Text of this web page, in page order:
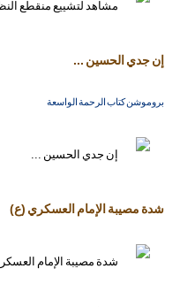
إن جدي الحسين ...
بروموشن كتاب الرحمة الواسعة
شدة مصيبة الإمام العسكري (ع)